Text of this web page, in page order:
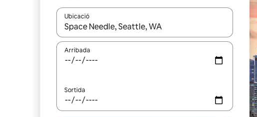
Ubicació
Quan els resultats estiguin disponibles, podràs navegar-hi
Arribada
Sortida